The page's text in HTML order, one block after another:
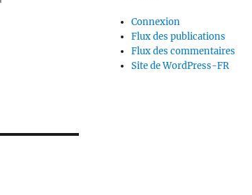
Connexion
Flux des publications
Flux des commentaires
Site de WordPress-FR